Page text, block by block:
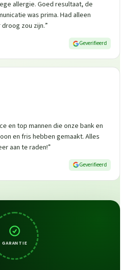
allergie. Goed resultaat, de
was prima. Had alleen
zou zijn.”
Geverifieerd
en top mannen die onze bank en
en fris hebben gemaakt. Alles
aan te raden!”
Geverifieerd
GARANTIE